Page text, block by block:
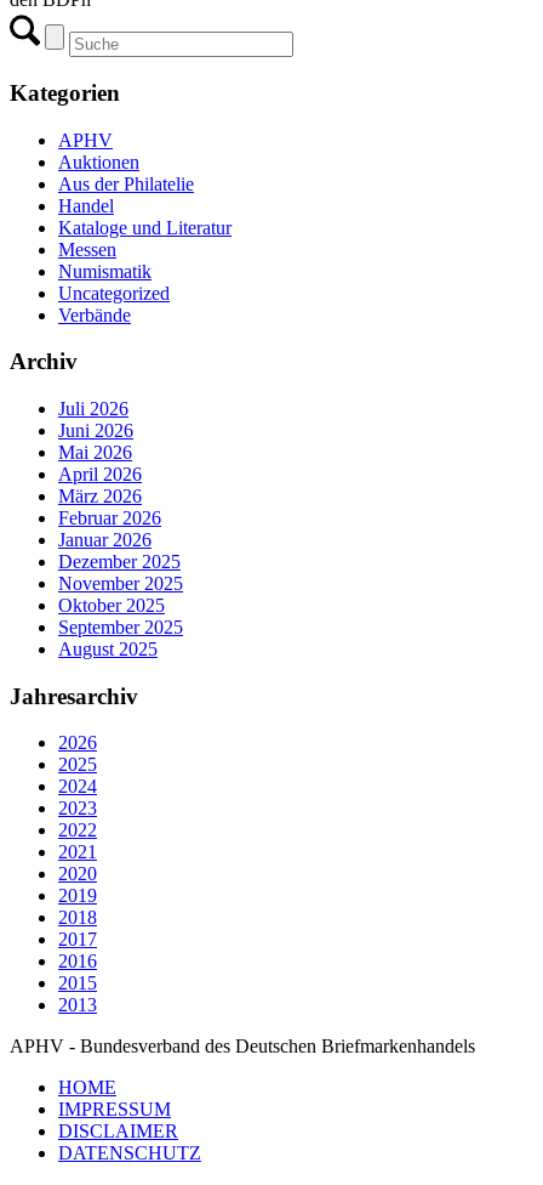
Kategorien
APHV
Auktionen
Aus der Philatelie
Handel
Kataloge und Literatur
Messen
Numismatik
Uncategorized
Verbände
Archiv
Juli 2026
Juni 2026
Mai 2026
April 2026
März 2026
Februar 2026
Januar 2026
Dezember 2025
November 2025
Oktober 2025
September 2025
August 2025
Jahresarchiv
2026
2025
2024
2023
2022
2021
2020
2019
2018
2017
2016
2015
2013
APHV - Bundesverband des Deutschen Briefmarkenhandels
HOME
IMPRESSUM
DISCLAIMER
DATENSCHUTZ